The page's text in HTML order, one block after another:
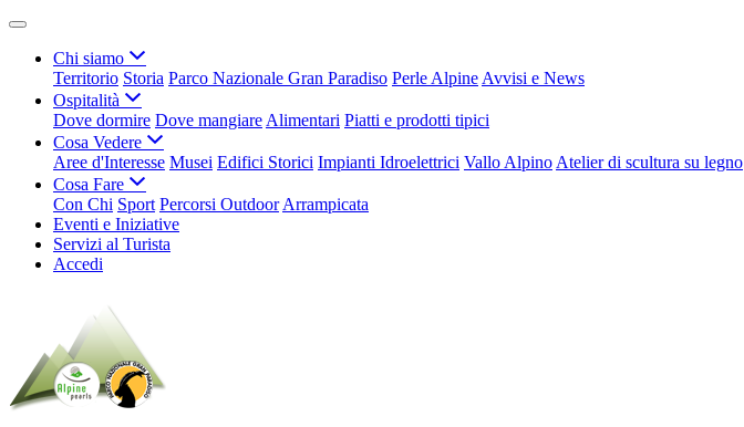
Chi siamo
Territorio Storia Parco Nazionale Gran Paradiso Perle Alpine Avvisi e News
Ospitalità
Dove dormire Dove mangiare Alimentari Piatti e prodotti tipici
Cosa Vedere
Aree d'Interesse Musei Edifici Storici Impianti Idroelettrici Vallo Alpino Atelier di scultura su legno
Cosa Fare
Con Chi Sport Percorsi Outdoor Arrampicata
Eventi e Iniziative
Servizi al Turista
Accedi